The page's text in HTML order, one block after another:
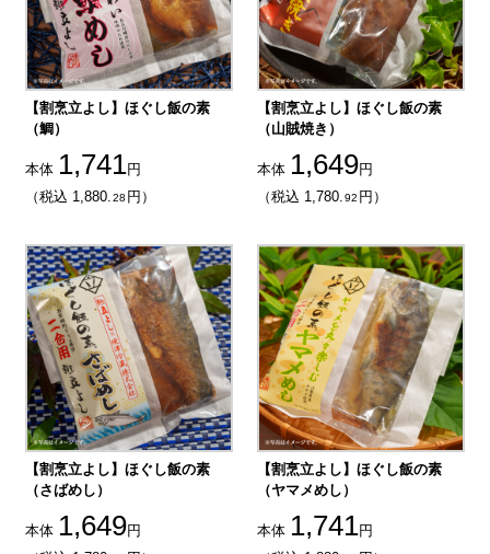
【割烹立よし】ほぐし飯の素
（鯛）
本体 1,741円
（税込 1,880.28 円）
【割烹立よし】ほぐし飯の素
（山賊焼き）
本体 1,649円
（税込 1,780.92 円）
【割烹立よし】ほぐし飯の素
（さばめし）
本体 1,649円
【割烹立よし】ほぐし飯の素
（ヤマメめし）
本体 1,741円